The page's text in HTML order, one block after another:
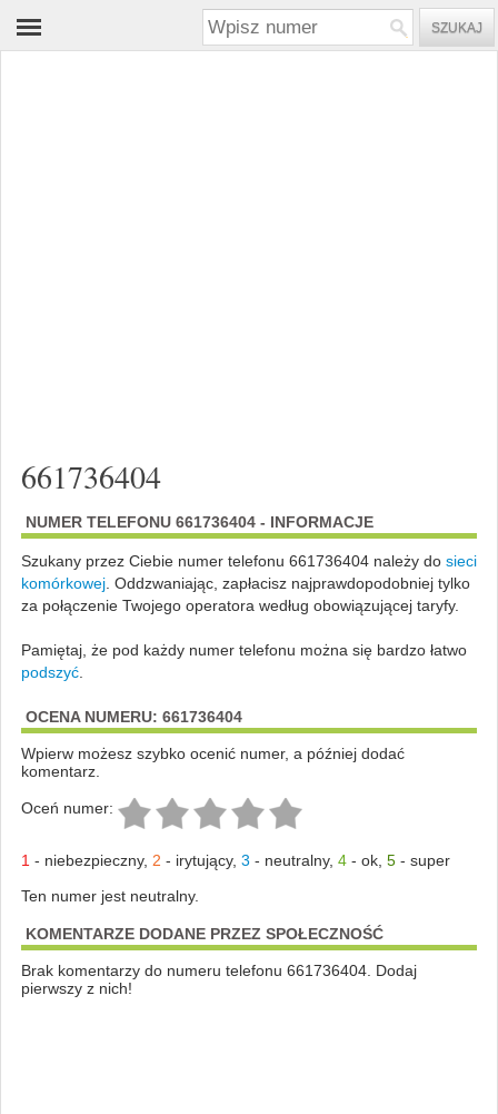
661736404
NUMER TELEFONU 661736404 - INFORMACJE
Szukany przez Ciebie numer telefonu 661736404 należy do sieci
komórkowej. Oddzwaniając, zapłacisz najprawdopodobniej tylko
za połączenie Twojego operatora według obowiązującej taryfy.
Pamiętaj, że pod każdy numer telefonu można się bardzo łatwo
podszyć.
OCENA NUMERU: 661736404
Wpierw możesz szybko ocenić numer, a później dodać
komentarz.
Oceń numer:
1 - niebezpieczny, 2 - irytujący, 3 - neutralny, 4- ok, 5- super
Ten numer jest neutralny.
KOMENTARZE DODANE PRZEZ SPOŁECZNOŚĆ
Brak komentarzy do numeru telefonu 661736404. Dodaj
pierwszy z nich!